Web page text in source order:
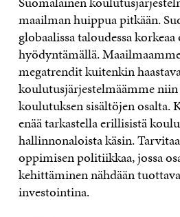
maailman huippua pitkään.
globaalissa taloudessa korkeaa
hyödyntämällä.
megatrendit kuitenkin
koulutusjärjestelmäämme
koulutuksen sisältöjen osalta.
enää tarkastella erillisistä
hallinnonaloista käsin.
oppimisen politiikkaa, jossa
kehittäminen nähdään
investointina.